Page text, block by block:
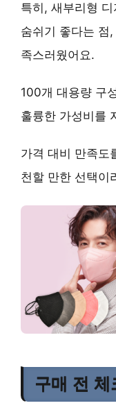
특히, 새부리형
숨쉬기 좋다는 점
족스러웠어요.
100개 대용량 구
훌륭한 가성비를
가격 대비 만족도
천할 만한 선택이
구매 전 체